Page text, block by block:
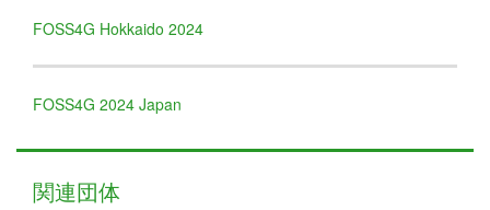
FOSS4G Hokkaido 2024
FOSS4G 2024 Japan
関連団体